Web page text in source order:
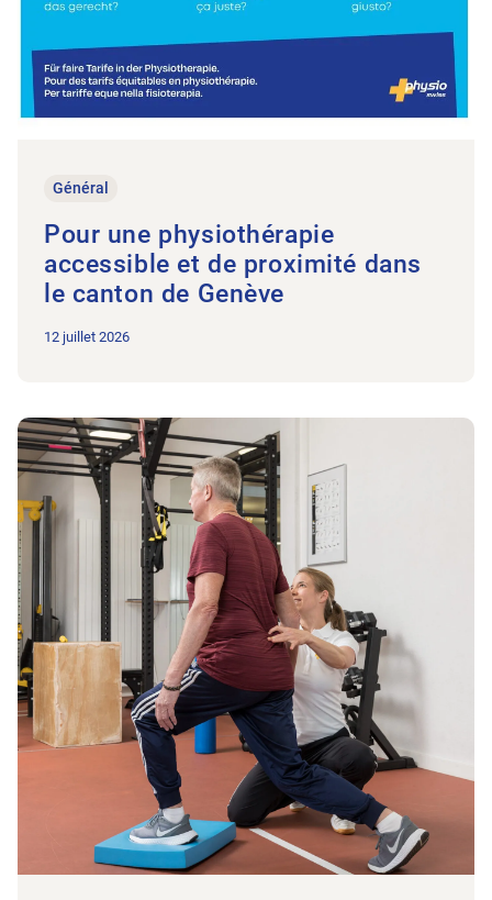
Général
Pour une physiothérapie
accessible et de proximité dans
le canton de Genève
12 juillet 2026
Vers l’article Nouvelle prestation: prévention des chutes